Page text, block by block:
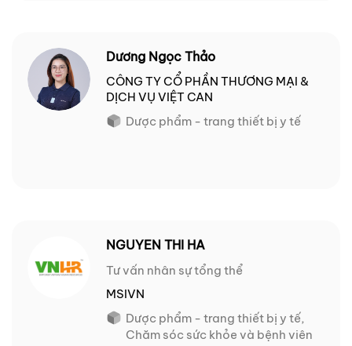
Dương Ngọc Thảo
CÔNG TY CỔ PHẦN THƯƠNG MẠI &
DỊCH VỤ VIỆT CAN
Dược phẩm - trang thiết bị y tế
NGUYEN THI HA
Tư vấn nhân sự tổng thể
MSIVN
Dược phẩm - trang thiết bị y tế,
Chăm sóc sức khỏe và bệnh viên